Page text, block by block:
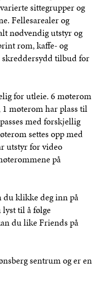
sittegrupper og
Fellesarealer og
nødvendig utstyr og
rom, kaffe- og
skreddersydd tilbud for
for utleie. 6 møterom
møterom har plass til
med forskjellig
settes opp med
utstyr for video
på
klikke deg inn på
lyst til å følge
du like Friends på
sentrum og er en